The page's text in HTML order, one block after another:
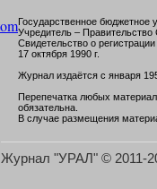
Государственное бюджетное
Учредитель – Правительство
Свидетельство о
17 октября 1990 г.
Журнал издаётся с января
Перепечатка любых
обязательна.
В случае размещения
Журнал "УРАЛ" © 2011-